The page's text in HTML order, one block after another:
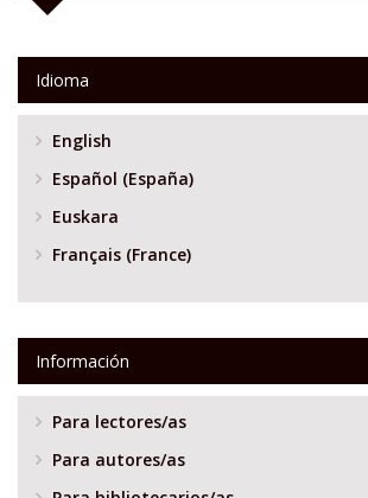
Idioma
English
Español (España)
Euskara
Français (France)
Información
Para lectores/as
Para autores/as